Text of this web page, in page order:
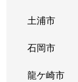
土浦市
石岡市
龍ケ崎市